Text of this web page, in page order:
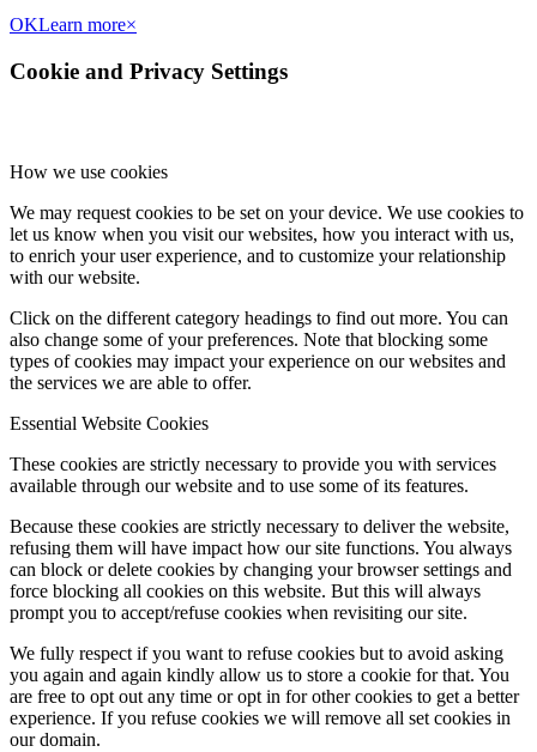
OKLearn more×
Cookie and Privacy Settings
How we use cookies
We may request cookies to be set on your device. We use cookies to
let us know when you visit our websites, how you interact with us,
to enrich your user experience, and to customize your relationship
with our website.
Click on the different category headings to find out more. You can
also change some of your preferences. Note that blocking some
types of cookies may impact your experience on our websites and
the services we are able to offer.
Essential Website Cookies
These cookies are strictly necessary to provide you with services
available through our website and to use some of its features.
Because these cookies are strictly necessary to deliver the website,
refusing them will have impact how our site functions. You always
can block or delete cookies by changing your browser settings and
force blocking all cookies on this website. But this will always
prompt you to accept/refuse cookies when revisiting our site.
We fully respect if you want to refuse cookies but to avoid asking
you again and again kindly allow us to store a cookie for that. You
are free to opt out any time or opt in for other cookies to get a better
experience. If you refuse cookies we will remove all set cookies in
our domain.